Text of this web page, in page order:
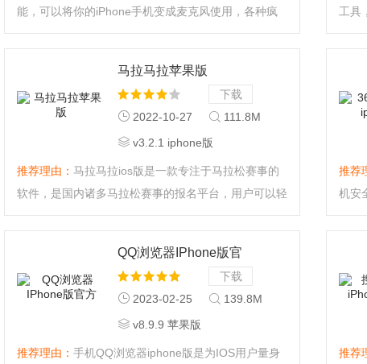
能，可以将你的iPhone手机变成麦克风使用，各种疯
超齐全的功能控制和超便捷的使用方法，让你任何地方
都能拥有麦克风软件进行使用。...
工具
下载
马拉马拉苹果版
2022-10-27
111.8M
v3.2.1 iphone版
推荐理由： 马拉马拉ios版是一款专注于马拉松赛事的
软件，是国内诸多马拉松赛事的报名平台，用户可以轻
推荐
机安
保
下载
QQ浏览器IPhone版官
方
2023-02-25
139.8M
v8.9.9 苹果版
推荐理由： 手机QQ浏览器iphone版是为IOS用户量身
推荐